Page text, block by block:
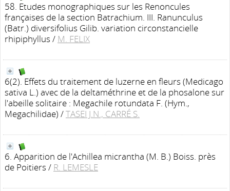
58. Etudes monographiques sur les Renoncules
françaises de la section Batrachium. III. Ranunculus
(Batr.) diversifolius Gilib. variation circonstancielle
rhipiphyllus / M. FELIX
6(2). Effets du traitement de luzerne en fleurs (Medicago
sativa L.) avec de la deltaméthrine et de la phosalone sur
l'abeille solitaire : Megachile rotundata F. (Hym.,
Megachilidae) /TASEI J.N., CARRÉ S.
6. Apparition de l'Achillea micrantha (M. B.) Boiss. près
de Poitiers / R. LEMESLE